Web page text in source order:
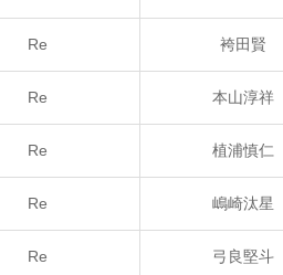
Re 袴田賢
Re 本山淳祥
Re 植浦慎仁
Re 嶋崎汰星
Re 弓良堅斗